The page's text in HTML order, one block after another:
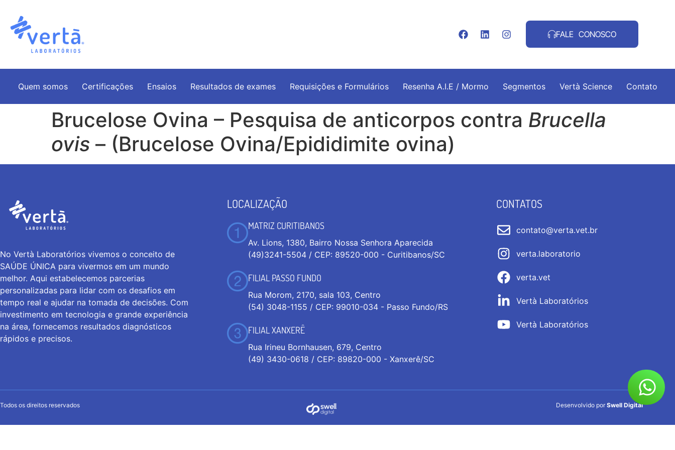
FALE CONOSCO
Quem somos Certificações Ensaios Resultados de exames Requisições e Formulários Resenha A.I.E / Mormo Segmentos Vertà Science Contato
Brucelose Ovina – Pesquisa de anticorpos contra Brucella
ovis – (Brucelose Ovina/Epididimite ovina)
No Vertà Laboratórios vivemos o conceito de
SAÚDE ÚNICA para vivermos em um mundo
melhor. Aqui estabelecemos parcerias
personalizadas para lidar com os desafios em
tempo real e ajudar na tomada de decisões. Com
investimento em tecnologia e grande experiência
na área, fornecemos resultados diagnósticos
rápidos e precisos.
LOCALIZAÇÃO
MATRIZ CURITIBANOS
Av. Lions, 1380, Bairro Nossa Senhora Aparecida
(49)3241-5504 / CEP: 89520-000 - Curitibanos/SC
FILIAL PASSO FUNDO
Rua Morom, 2170, sala 103, Centro
(54) 3048-1155 / CEP: 99010-034 - Passo Fundo/RS
FILIAL XANXERÊ
Rua Irineu Bornhausen, 679, Centro
(49) 3430-0618 / CEP: 89820-000 - Xanxerê/SC
CONTATOS
contato@verta.vet.br
verta.laboratorio
verta.vet
Vertà Laboratórios
Vertà Laboratórios
Todos os direitos reservados Desenvolvido por Swell Digital